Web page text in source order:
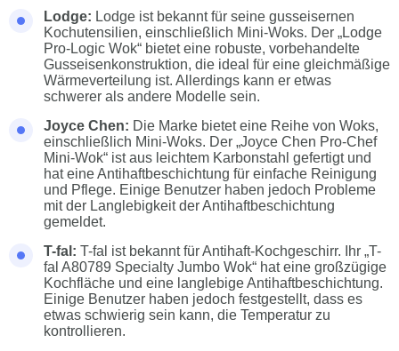
Lodge: Lodge ist bekannt für seine gusseisernen
Kochutensilien, einschließlich Mini-Woks. Der „Lodge
Pro-Logic Wok“ bietet eine robuste, vorbehandelte
Gusseisenkonstruktion, die ideal für eine gleichmäßige
Wärmeverteilung ist. Allerdings kann er etwas
schwerer als andere Modelle sein.
Joyce Chen: Die Marke bietet eine Reihe von Woks,
einschließlich Mini-Woks. Der „Joyce Chen Pro-Chef
Mini-Wok“ ist aus leichtem Karbonstahl gefertigt und
hat eine Antihaftbeschichtung für einfache Reinigung
und Pflege. Einige Benutzer haben jedoch Probleme
mit der Langlebigkeit der Antihaftbeschichtung
gemeldet.
T-fal: T-fal ist bekannt für Antihaft-Kochgeschirr. Ihr „T-
fal A80789 Specialty Jumbo Wok“ hat eine großzügige
Kochfläche und eine langlebige Antihaftbeschichtung.
Einige Benutzer haben jedoch festgestellt, dass es
etwas schwierig sein kann, die Temperatur zu
kontrollieren.